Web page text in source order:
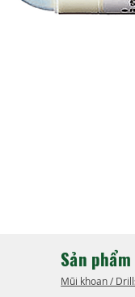
Sản phẩm
Mũi khoan /